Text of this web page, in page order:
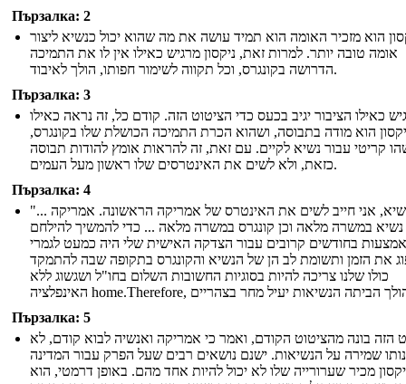
Пързалка: 2
הוא מזכיר האומה הוא תמיד עושה את מה שהוא יכול כנשיא ליצור
אומה טובה יותר. למרות זאת, ניקסון מרגיש כאילו אין לו את התמיכה
הדרושה בקונגרס, וכל תקווה לשימור חפותו, הולך לאיבוד.
Пързалка: 3
כאילו הציבור יגיב בכעס כדי הציטוט הזה. קודם כל, זה נראה כאילו
הוא מודה בתבוסה, ושהוא הכרת התמיכה הכושלת שלו בקונגרס,
קריטי עבור נשיא לקיים. עם זאת, זה להראות אומץ להודות תבוסה
כזאת, ולא לשים את האינטרסים שלו ראשון מעל העמים.
Пързалка: 4
"... כנשיא, אני חייב לשים את האינטרס של אמריקה הראשונה. אמריקה
נשיא במשרה מלאה וכן קונגרס במשרה מלאה ... כדי להמשיך להילחם
בחודשים קרובים עבור הצדקה האישית שלי היה כמעט לגמרי
את הזמן ותשומת לב הן של הנשיא והקונגרס בתקופה שבה להתמקד
כולו שלנו צריכה להיות בסוגיות החשובות השלום בחו"ל ושגשוג ללא
Пързалка: 5
הזה בונה מהציטוט הקודם, ואמר כי אמריקה ואנשיה לבוא קודם, לא
שמירה על הנשיאות. ישנם נושאים רבים שעל הפרק עבור המדינה
מכיר שערורייה שלו לא יכול להיות אחד מהם. באופן דרמטי, הוא